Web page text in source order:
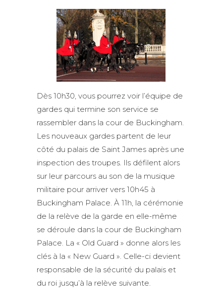
Dès 10h30, vous pourrez voir l’équipe de
gardes qui termine son service se
rassembler dans la cour de Buckingham.
Les nouveaux gardes partent de leur
côté du palais de Saint James après une
inspection des troupes. Ils défilent alors
sur leur parcours au son de la musique
militaire pour arriver vers 10h45 à
Buckingham Palace. À 11h, la cérémonie
de la relève de la garde en elle-même
se déroule dans la cour de Buckingham
Palace. La « Old Guard » donne alors les
clés à la « New Guard ». Celle-ci devient
responsable de la sécurité du palais et
du roi jusqu’à la relève suivante.